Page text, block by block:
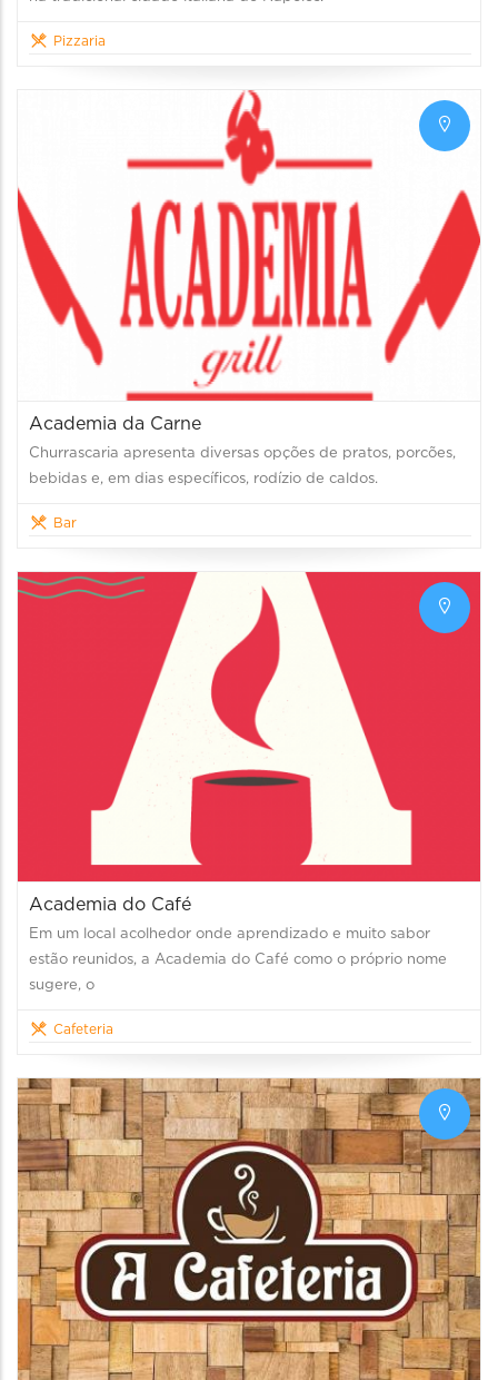
Pizzaria
Academia da Carne
Churrascaria apresenta diversas opções de pratos, porcões,
bebidas e, em dias específicos, rodízio de caldos.
Bar
Academia do Café
Em um local acolhedor onde aprendizado e muito sabor
estão reunidos, a Academia do Café como o próprio nome
sugere, o
Cafeteria